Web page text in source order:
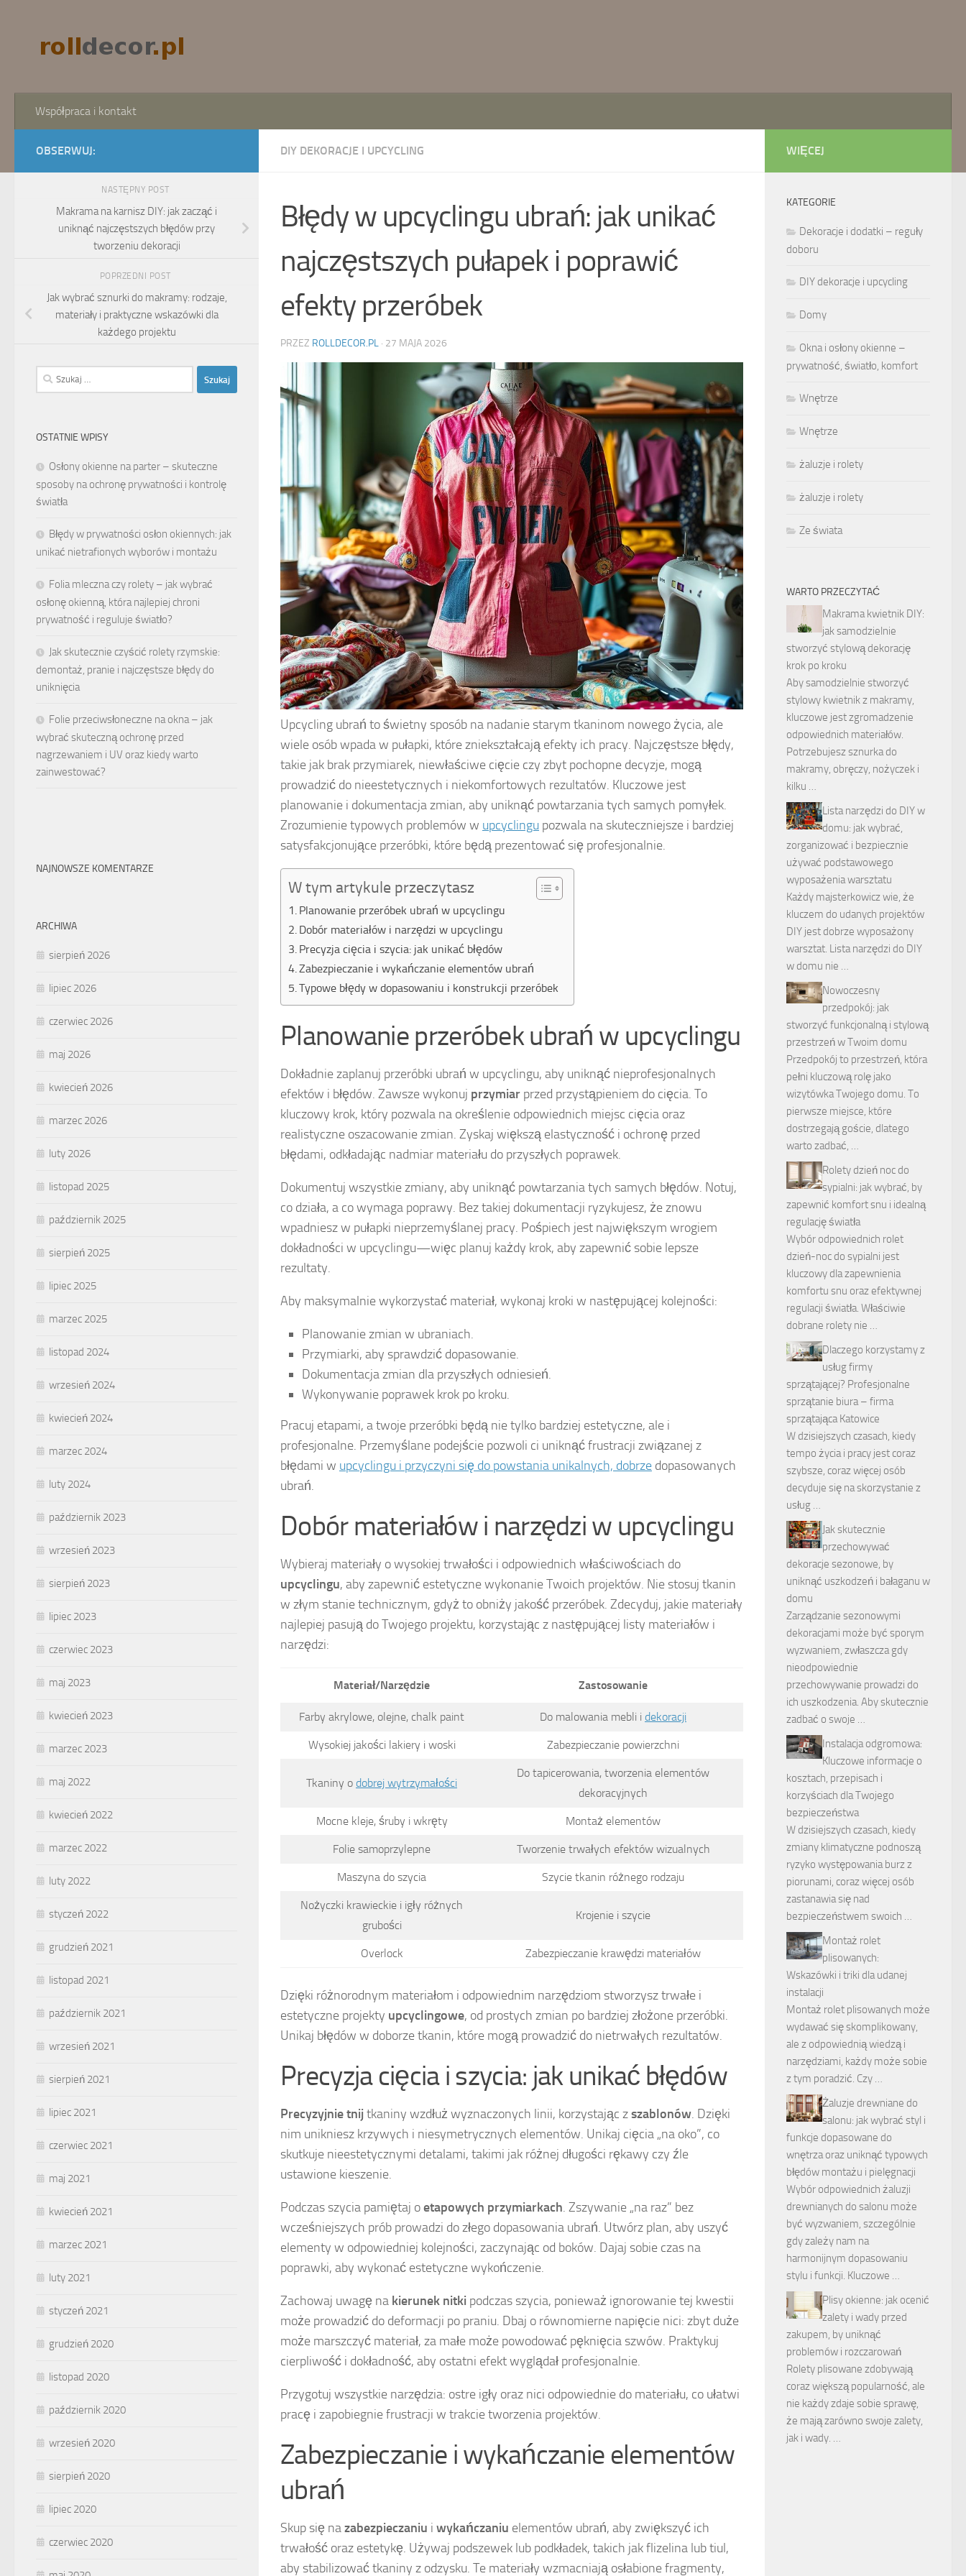
Współpraca i kontakt
DIY DEKORACJE I UPCYCLING
Błędy w upcyclingu ubrań: jak unikać
najczęstszych pułapek i poprawić
efekty przeróbek
PRZEZ ROLLDECOR.PL · 27 MAJA 2026
Upcycling ubrań to świetny sposób na nadanie starym tkaninom nowego życia, ale
wiele osób wpada w pułapki, które zniekształcają efekty ich pracy. Najczęstsze błędy,
takie jak brak przymiarek, niewłaściwe cięcie czy zbyt pochopne decyzje, mogą
prowadzić do nieestetycznych i niekomfortowych rezultatów. Kluczowe jest
planowanie i dokumentacja zmian, aby uniknąć powtarzania tych samych pomyłek.
Zrozumienie typowych problemów w upcyclingu pozwala na skuteczniejsze i bardziej
satysfakcjonujące przeróbki, które będą prezentować się profesjonalnie.
W tym artykule przeczytasz
Planowanie przeróbek ubrań w upcyclingu
Dobór materiałów i narzędzi w upcyclingu
Precyzja cięcia i szycia: jak unikać błędów
Zabezpieczanie i wykańczanie elementów ubrań
Typowe błędy w dopasowaniu i konstrukcji przeróbek
Planowanie przeróbek ubrań w upcyclingu
Dokładnie zaplanuj przeróbki ubrań w upcyclingu, aby uniknąć nieprofesjonalnych
efektów i błędów. Zawsze wykonuj przymiar przed przystąpieniem do cięcia. To
kluczowy krok, który pozwala na określenie odpowiednich miejsc cięcia oraz
realistyczne oszacowanie zmian. Zyskaj większą elastyczność i ochronę przed
błędami, odkładając nadmiar materiału do przyszłych poprawek.
Dokumentuj wszystkie zmiany, aby uniknąć powtarzania tych samych błędów. Notuj,
co działa, a co wymaga poprawy. Bez takiej dokumentacji ryzykujesz, że znowu
wpadniesz w pułapki nieprzemyślanej pracy. Pośpiech jest największym wrogiem
dokładności w upcyclingu—więc planuj każdy krok, aby zapewnić sobie lepsze
rezultaty.
Aby maksymalnie wykorzystać materiał, wykonaj kroki w następującej kolejności:
Planowanie zmian w ubraniach.
Przymiarki, aby sprawdzić dopasowanie.
Dokumentacja zmian dla przyszłych odniesień.
Wykonywanie poprawek krok po kroku.
Pracuj etapami, a twoje przeróbki będą nie tylko bardziej estetyczne, ale i
profesjonalne. Przemyślane podejście pozwoli ci uniknąć frustracji związanej z
błędami w upcyclingu i przyczyni się do powstania unikalnych, dobrze dopasowanych
ubrań.
Dobór materiałów i narzędzi w upcyclingu
Wybieraj materiały o wysokiej trwałości i odpowiednich właściwościach do
upcyclingu, aby zapewnić estetyczne wykonanie Twoich projektów. Nie stosuj tkanin
w złym stanie technicznym, gdyż to obniży jakość przeróbek. Zdecyduj, jakie materiały
najlepiej pasują do Twojego projektu, korzystając z następującej listy materiałów i
narzędzi:
Materiał/Narzędzie Zastosowanie
Farby akrylowe, olejne, chalk paint Do malowania mebli i dekoracji
Wysokiej jakości lakiery i woski Zabezpieczanie powierzchni
Tkaniny o dobrej wytrzymałości
Do tapicerowania, tworzenia elementów
dekoracyjnych
Mocne kleje, śruby i wkręty Montaż elementów
Folie samoprzylepne Tworzenie trwałych efektów wizualnych
Maszyna do szycia Szycie tkanin różnego rodzaju
Nożyczki krawieckie i igły różnych
grubości
Krojenie i szycie
Overlock Zabezpieczanie krawędzi materiałów
Dzięki różnorodnym materiałom i odpowiednim narzędziom stworzysz trwałe i
estetyczne projekty upcyclingowe, od prostych zmian po bardziej złożone przeróbki.
Unikaj błędów w doborze tkanin, które mogą prowadzić do nietrwałych rezultatów.
Precyzja cięcia i szycia: jak unikać błędów
Precyzyjnie tnij tkaniny wzdłuż wyznaczonych linii, korzystając zszablonów. Dzięki
nim unikniesz krzywych i niesymetrycznych elementów. Unikaj cięcia „na oko”, co
skutkuje nieestetycznymi detalami, takimi jak różnej długości rękawy czy źle
ustawione kieszenie.
Podczas szycia pamiętaj oetapowych przymiarkach. Zszywanie „na raz” bez
wcześniejszych prób prowadzi do złego dopasowania ubrań. Utwórz plan, aby uszyć
elementy w odpowiedniej kolejności, zaczynając od boków. Dajaj sobie czas na
poprawki, aby wykonać estetyczne wykończenie.
Zachowaj uwagę na kierunek nitki podczas szycia, ponieważ ignorowanie tej kwestii
może prowadzić do deformacji po praniu. Dbaj o równomierne napięcie nici: zbyt duże
może marszczyć materiał, za małe może powodować pęknięcia szwów. Praktykuj
cierpliwość i dokładność, aby ostatni efekt wyglądał profesjonalnie.
Przygotuj wszystkie narzędzia: ostre igły oraz nici odpowiednie do materiału, co ułatwi
pracę i zapobiegnie frustracji w trakcie tworzenia projektów.
Zabezpieczanie i wykańczanie elementów
ubrań
Skup się nazabezpieczaniu i wykańczaniu elementów ubrań, aby zwiększyć ich
trwałość oraz estetykę. Używaj podszewek lub podkładek, takich jak flizelina lub tiul,
aby stabilizować tkaniny z odzysku. Te materiały wzmacniają osłabione fragmenty,
OBSERWUJ:
NASTĘPNY POST
Makrama na karnisz DIY: jak zacząć i
uniknąć najczęstszych błędów przy
tworzeniu dekoracji
POPRZEDNI POST
Jak wybrać sznurki do makramy: rodzaje,
materiały i praktyczne wskazówki dla
każdego projektu
Szukaj:
OSTATNIE WPISY
Osłony okienne na parter – skuteczne
sposoby na ochronę prywatności i kontrolę
światła
Błędy w prywatności osłon okiennych: jak
unikać nietrafionych wyborów i montażu
Folia mleczna czy rolety – jak wybrać
osłonę okienną, która najlepiej chroni
prywatność i reguluje światło?
Jak skutecznie czyścić rolety rzymskie:
demontaż, pranie i najczęstsze błędy do
uniknięcia
Folie przeciwsłoneczne na okna – jak
wybrać skuteczną ochronę przed
nagrzewaniem i UV oraz kiedy warto
zainwestować?
NAJNOWSZE KOMENTARZE
ARCHIWA
sierpień 2026
lipiec 2026
czerwiec 2026
maj 2026
kwiecień 2026
marzec 2026
luty 2026
listopad 2025
październik 2025
sierpień 2025
lipiec 2025
marzec 2025
listopad 2024
wrzesień 2024
kwiecień 2024
marzec 2024
luty 2024
październik 2023
wrzesień 2023
sierpień 2023
lipiec 2023
czerwiec 2023
maj 2023
kwiecień 2023
marzec 2023
maj 2022
kwiecień 2022
marzec 2022
luty 2022
styczeń 2022
grudzień 2021
listopad 2021
październik 2021
wrzesień 2021
sierpień 2021
lipiec 2021
czerwiec 2021
maj 2021
kwiecień 2021
marzec 2021
luty 2021
styczeń 2021
grudzień 2020
listopad 2020
październik 2020
wrzesień 2020
sierpień 2020
lipiec 2020
czerwiec 2020
WIĘCEJ
KATEGORIE
Dekoracje i dodatki – reguły
doboru
DIY dekoracje i upcycling
Domy
Okna i osłony okienne –
prywatność, światło, komfort
Wnętrze
Wnętrze
żaluzje i rolety
żaluzje i rolety
Ze świata
WARTO PRZECZYTAĆ
Makrama kwietnik DIY:
jak samodzielnie
stworzyć stylową dekorację
krok po kroku
Aby samodzielnie stworzyć
stylowy kwietnik z makramy,
kluczowe jest zgromadzenie
odpowiednich materiałów.
Potrzebujesz sznurka do
makramy, obręczy, nożyczek i
kilku …
Lista narzędzi do DIY w
domu: jak wybrać,
zorganizować i bezpiecznie
używać podstawowego
wyposażenia warsztatu
Każdy majsterkowicz wie, że
kluczem do udanych projektów
DIY jest dobrze wyposażony
warsztat. Lista narzędzi do DIY
w domu nie …
Nowoczesny
przedpokój: jak
stworzyć funkcjonalną i stylową
przestrzeń w Twoim domu
Przedpokój to przestrzeń, która
pełni kluczową rolę jako
wizytówka Twojego domu. To
pierwsze miejsce, które
dostrzegają goście, dlatego
warto zadbać, …
Rolety dzień noc do
sypialni: jak wybrać, by
zapewnić komfort snu i idealną
regulację światła
Wybór odpowiednich rolet
dzień-noc do sypialni jest
kluczowy dla zapewnienia
komfortu snu oraz efektywnej
regulacji światła. Właściwie
dobrane rolety nie …
Dlaczego korzystamy z
usług firmy
sprzątającej? Profesjonalne
sprzątanie biura – firma
sprzątająca Katowice
W dzisiejszych czasach, kiedy
tempo życia i pracy jest coraz
szybsze, coraz więcej osób
decyduje się na skorzystanie z
usług …
Jak skutecznie
przechowywać
dekoracje sezonowe, by
uniknąć uszkodzeń i bałaganu w
domu
Zarządzanie sezonowymi
dekoracjami może być sporym
wyzwaniem, zwłaszcza gdy
nieodpowiednie
przechowywanie prowadzi do
ich uszkodzenia. Aby skutecznie
zadbać o swoje …
Instalacja odgromowa:
Kluczowe informacje o
kosztach, przepisach i
korzyściach dla Twojego
bezpieczeństwa
W dzisiejszych czasach, kiedy
zmiany klimatyczne podnoszą
ryzyko występowania burz z
piorunami, coraz więcej osób
zastanawia się nad
bezpieczeństwem swoich …
Montaż rolet
plisowanych:
Wskazówki i triki dla udanej
instalacji
Montaż rolet plisowanych może
wydawać się skomplikowany,
ale z odpowiednią wiedzą i
narzędziami, każdy może sobie
z tym poradzić. Czy …
Żaluzje drewniane do
salonu: jak wybrać styl i
funkcje dopasowane do
wnętrza oraz uniknąć typowych
błędów montażu i pielęgnacji
Wybór odpowiednich żaluzji
drewnianych do salonu może
być wyzwaniem, szczególnie
gdy zależy nam na
harmonijnym dopasowaniu
stylu i funkcji. Kluczowe …
Plisy okienne: jak ocenić
zalety i wady przed
zakupem, by uniknąć
problemów i rozczarowań
Rolety plisowane zdobywają
coraz większą popularność, ale
nie każdy zdaje sobie sprawę,
że mają zarówno swoje zalety,
jak i wady. …